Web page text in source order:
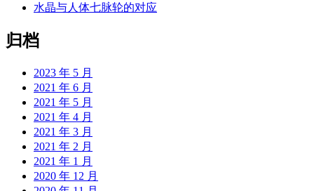
水晶与人体七脉轮的对应
归档
2023 年 5 月
2021 年 6 月
2021 年 5 月
2021 年 4 月
2021 年 3 月
2021 年 2 月
2021 年 1 月
2020 年 12 月